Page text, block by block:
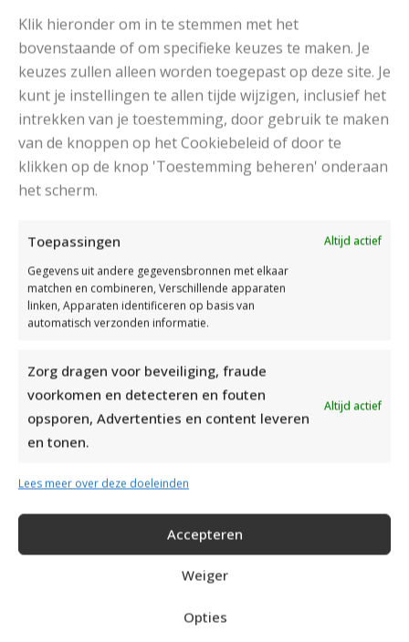
Klik hieronder om in te stemmen met het
bovenstaande of om specifieke keuzes te maken. Je
keuzes zullen alleen worden toegepast op deze site. Je
kunt je instellingen te allen tijde wijzigen, inclusief het
intrekken van je toestemming, door gebruik te maken
van de knoppen op het Cookiebeleid of door te
klikken op de knop 'Toestemming beheren' onderaan
het scherm.
Toepassingen
Altijd actief
Gegevens uit andere gegevensbronnen met elkaar
matchen en combineren, Verschillende apparaten
linken, Apparaten identificeren op basis van
automatisch verzonden informatie.
Zorg dragen voor beveiliging, fraude
voorkomen en detecteren en fouten
opsporen, Advertenties en content leveren
en tonen.
Altijd actief
Lees meer over deze doeleinden
Accepteren
Weiger
Opties
DAMESJAS BREIEN VAN HEERLIJK ZACHT GAREN